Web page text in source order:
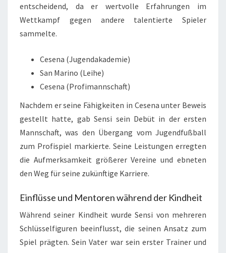
entscheidend, da er wertvolle Erfahrungen im
Wettkampf gegen andere talentierte Spieler
sammelte.
Cesena (Jugendakademie)
San Marino (Leihe)
Cesena (Profimannschaft)
Nachdem er seine Fähigkeiten in Cesena unter Beweis
gestellt hatte, gab Sensi sein Debüt in der ersten
Mannschaft, was den Übergang vom Jugendfußball
zum Profispiel markierte. Seine Leistungen erregten
die Aufmerksamkeit größerer Vereine und ebneten
den Weg für seine zukünftige Karriere.
Einflüsse und Mentoren während der Kindheit
Während seiner Kindheit wurde Sensi von mehreren
Schlüsselfiguren beeinflusst, die seinen Ansatz zum
Spiel prägten. Sein Vater war sein erster Trainer und